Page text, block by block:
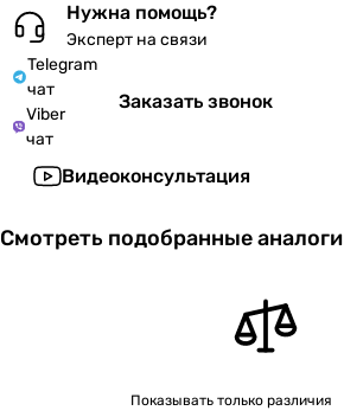
Нужна помощь?
Эксперт на связи
Telegram
чат
Viber
чат
Заказать звонок
Видеоконсультация
Смотреть подобранные аналоги
Показывать только различия